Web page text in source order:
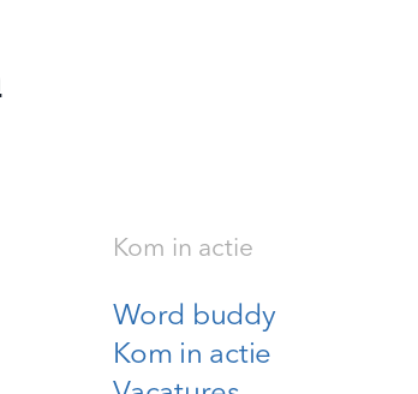
Kom in actie
Word buddy
Kom in actie